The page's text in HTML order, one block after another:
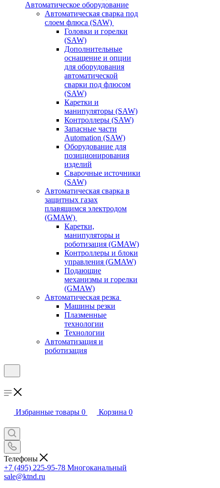
Автоматическое оборудование
Автоматическая сварка под
слоем флюса (SAW)
Головки и горелки
(SAW)
Дополнительные
оснащение и опции
для оборудования
автоматической
сварки под флюсом
(SAW)
Каретки и
манипуляторы (SAW)
Контроллеры (SAW)
Запасные части
Automation (SAW)
Оборудование для
позиционирования
изделий
Сварочные источники
(SAW)
Автоматическая сварка в
защитных газах
плавящимся электродом
(GMAW)
Каретки,
манипуляторы и
роботизация (GMAW)
Контроллеры и блоки
управления (GMAW)
Подающие
механизмы и горелки
(GMAW)
Автоматическая резка
Машины резки
Плазменные
технологии
Технологии
Автоматизация и
роботизация
Избранные товары 0 Корзина 0
Телефоны
+7 (495) 225-95-78 Многоканальный
sale@ktnd.ru